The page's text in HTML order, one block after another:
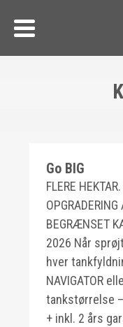
Go BIG
FLERE
BEGRÆNSET
2026 Når
hver
NAVIGATOR
tankstørrelse
+ inkl. 2 års